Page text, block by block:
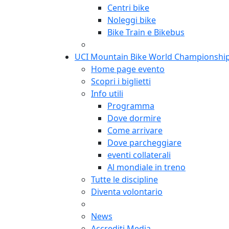
Centri bike
Noleggi bike
Bike Train e Bikebus
UCI Mountain Bike World
Home page evento
Scopri i biglietti
Info utili
Programma
Dove dormire
Come arrivare
Dove parcheggiare
eventi collaterali
Al mondiale in treno
Tutte le discipline
Diventa volontario
News